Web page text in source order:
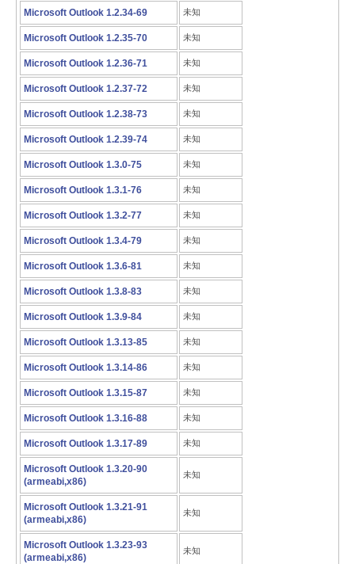
Microsoft Outlook 1.2.34-69 未知
Microsoft Outlook 1.2.35-70 未知
Microsoft Outlook 1.2.36-71 未知
Microsoft Outlook 1.2.37-72 未知
Microsoft Outlook 1.2.38-73 未知
Microsoft Outlook 1.2.39-74 未知
Microsoft Outlook 1.3.0-75 未知
Microsoft Outlook 1.3.1-76 未知
Microsoft Outlook 1.3.2-77 未知
Microsoft Outlook 1.3.4-79 未知
Microsoft Outlook 1.3.6-81 未知
Microsoft Outlook 1.3.8-83 未知
Microsoft Outlook 1.3.9-84 未知
Microsoft Outlook 1.3.13-85 未知
Microsoft Outlook 1.3.14-86 未知
Microsoft Outlook 1.3.15-87 未知
Microsoft Outlook 1.3.16-88 未知
Microsoft Outlook 1.3.17-89 未知
Microsoft Outlook 1.3.20-90
(armeabi,x86)
未知
Microsoft Outlook 1.3.21-91
(armeabi,x86)
未知
Microsoft Outlook 1.3.23-93
(armeabi,x86)
未知